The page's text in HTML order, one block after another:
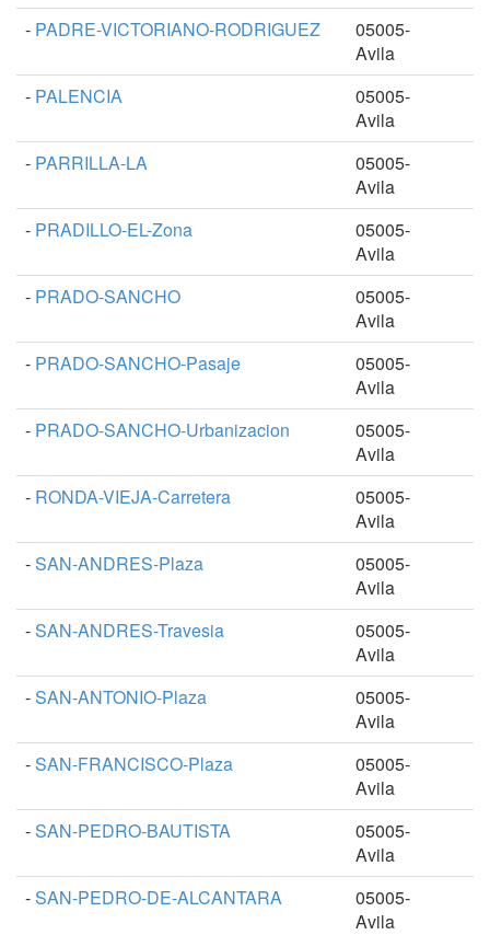
- PADRE-VICTORIANO-RODRIGUEZ
05005-
Avila
- PALENCIA
05005-
Avila
- PARRILLA-LA
05005-
Avila
- PRADILLO-EL-Zona
05005-
Avila
- PRADO-SANCHO
05005-
Avila
- PRADO-SANCHO-Pasaje
05005-
Avila
- PRADO-SANCHO-Urbanizacion
05005-
Avila
- RONDA-VIEJA-Carretera
05005-
Avila
-SAN-ANDRES-Plaza
05005-
Avila
-SAN-ANDRES-Travesia
05005-
Avila
-SAN-ANTONIO-Plaza
05005-
Avila
-SAN-FRANCISCO-Plaza
05005-
Avila
-SAN-PEDRO-BAUTISTA
05005-
Avila
-SAN-PEDRO-DE-ALCANTARA
05005-
Avila